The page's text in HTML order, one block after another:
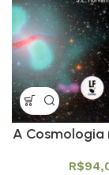
A Cosmologia
R$